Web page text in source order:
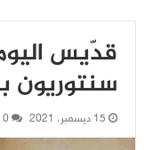
قدّيس
سنتوريون
15 ديسمبر، 2021 0